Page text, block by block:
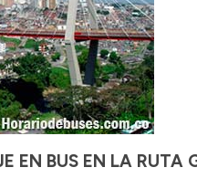
EN BUS EN LA RUTA